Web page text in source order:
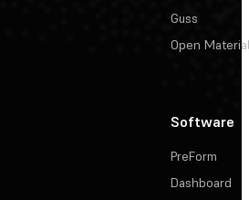
Guss
Open
Software
PreForm
Dashboard